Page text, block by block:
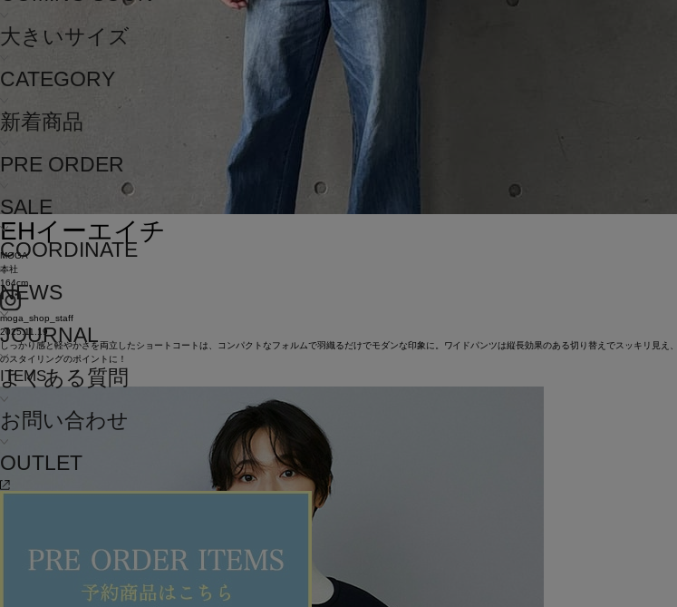
大きいサイズ
CATEGORY
新着商品
PRE ORDER
SALE
COORDINATE
NEWS
JOURNAL
よくある質問
お問い合わせ
OUTLET
EHイーエイチ
MOGA
本社
164cm
moga_shop_staff
2025.11.19
しっかり感と軽やかさを両立したショートコートは、コンパクトなフォルムで羽織るだけでモダンな印象に。ワイドパンツは縦長効果のある切り替えでスッキリ見
のスタイリングのポイントに！
ITEMS